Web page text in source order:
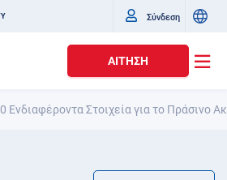
Σύνδεση
ΑΊΤΗΣΗ
Ενδιαφέροντα Στοιχεία για το Πράσινο